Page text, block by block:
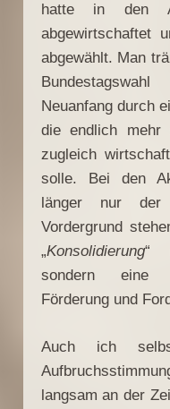
hatte in den
abgewirtschaftet
abgewählt. Man
Neuanfang durch
die endlich mehr
zugleich
solle. Bei den
länger nur
Vordergrund
„Konsolidierung“ (
sondern eine
Förderung und
Auch ich
langsam an der